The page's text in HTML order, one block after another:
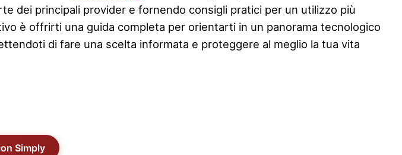
dei principali provider e fornendo consigli pratici per un utilizzo più
è offrirti una guida completa per orientarti in un panorama tecnologico
di fare una scelta informata e proteggere al meglio la tua vita
Simply